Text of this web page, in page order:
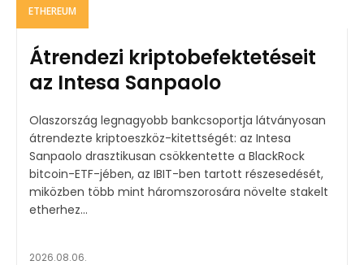
ETHEREUM
Átrendezi kriptobefektetéseit
az Intesa Sanpaolo
Olaszország legnagyobb bankcsoportja látványosan
átrendezte kriptoeszköz-kitettségét: az Intesa
Sanpaolo drasztikusan csökkentette a BlackRock
bitcoin-ETF-jében, az IBIT-ben tartott részesedését,
miközben több mint háromszorosára növelte stakelt
etherhez...
2026.08.06.